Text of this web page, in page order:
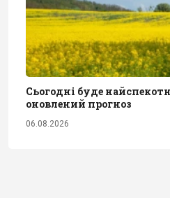
Сьогодні буде
оновлений прогноз
06.08.2026